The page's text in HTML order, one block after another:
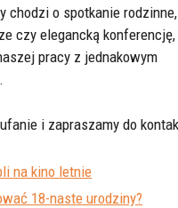
chodzi o spotkanie
czy elegancką konferencję,
pracy z jednakowym
i zapraszamy do
na kino letnie
18-naste urodziny?